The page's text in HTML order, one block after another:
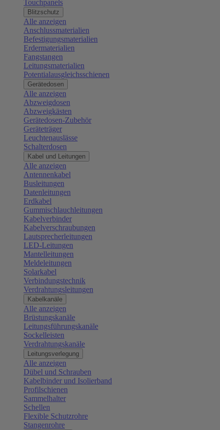
Touchpanels
Blitzschutz
Alle anzeigen
Anschlussmaterialien
Befestigungsmaterialien
Erdermaterialien
Fangstangen
Leitungsmaterialien
Potentialausgleichsschienen
Gerätedosen
Alle anzeigen
Abzweigdosen
Abzweigkästen
Gerätedosen-Zubehör
Geräteträger
Leuchtenauslässe
Schalterdosen
Kabel und Leitungen
Alle anzeigen
Antennenkabel
Busleitungen
Datenleitungen
Erdkabel
Gummischlauchleitungen
Kabelverbinder
Kabelverschraubungen
Lautsprecherleitungen
LED-Leitungen
Mantelleitungen
Meldeleitungen
Solarkabel
Verbindungstechnik
Verdrahtungsleitungen
Kabelkanäle
Alle anzeigen
Brüstungskanäle
Leitungsführungskanäle
Sockelleisten
Verdrahtungskanäle
Leitungsverlegung
Alle anzeigen
Dübel und Schrauben
Kabelbinder und Isolierband
Profilschienen
Sammelhalter
Schellen
Flexible Schutzrohre
Stangenrohre